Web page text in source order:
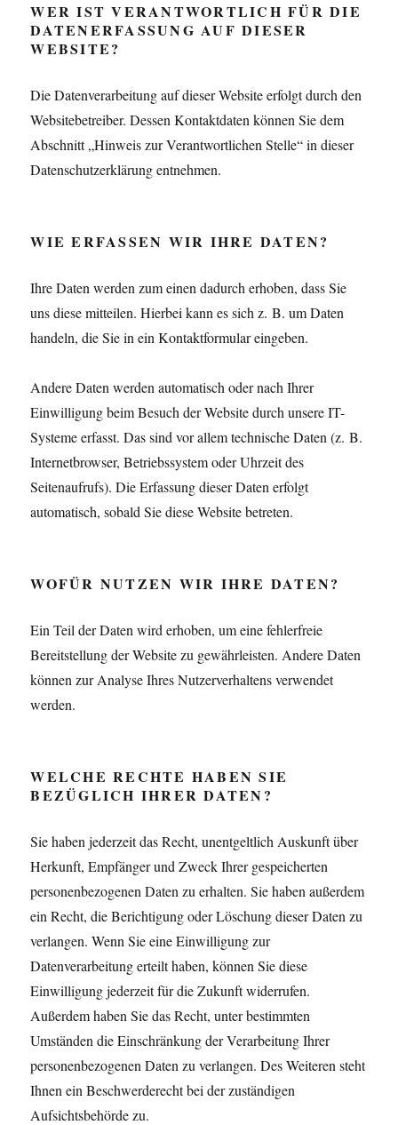
WER IST VERANTWORTLICH FÜR DIE
DATENERFASSUNG AUF DIESER
WEBSITE?
Die Datenverarbeitung auf dieser Website erfolgt durch den
Websitebetreiber. Dessen Kontaktdaten können Sie dem
Abschnitt „Hinweis zur Verantwortlichen Stelle“ in dieser
Datenschutzerklärung entnehmen.
WIE ERFASSEN WIR IHRE DATEN?
Ihre Daten werden zum einen dadurch erhoben, dass Sie
uns diese mitteilen. Hierbei kann es sich z. B. um Daten
handeln, die Sie in ein Kontaktformular eingeben.
Andere Daten werden automatisch oder nach Ihrer
Einwilligung beim Besuch der Website durch unsere IT-
Systeme erfasst. Das sind vor allem technische Daten (z. B.
Internetbrowser, Betriebssystem oder Uhrzeit des
Seitenaufrufs). Die Erfassung dieser Daten erfolgt
automatisch, sobald Sie diese Website betreten.
WOFÜR NUTZEN WIR IHRE DATEN?
Ein Teil der Daten wird erhoben, um eine fehlerfreie
Bereitstellung der Website zu gewährleisten. Andere Daten
können zur Analyse Ihres Nutzerverhaltens verwendet
werden.
WELCHE RECHTE HABEN SIE
BEZÜGLICH IHRER DATEN?
Sie haben jederzeit das Recht, unentgeltlich Auskunft über
Herkunft, Empfänger und Zweck Ihrer gespeicherten
personenbezogenen Daten zu erhalten. Sie haben außerdem
ein Recht, die Berichtigung oder Löschung dieser Daten zu
verlangen. Wenn Sie eine Einwilligung zur
Datenverarbeitung erteilt haben, können Sie diese
Einwilligung jederzeit für die Zukunft widerrufen.
Außerdem haben Sie das Recht, unter bestimmten
Umständen die Einschränkung der Verarbeitung Ihrer
personenbezogenen Daten zu verlangen. Des Weiteren steht
Ihnen ein Beschwerderecht bei der zuständigen
Aufsichtsbehörde zu.